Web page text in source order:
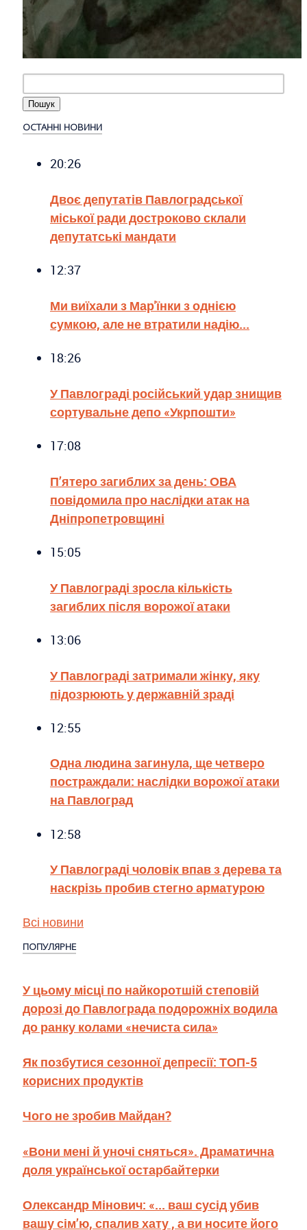
ОСТАННІ НОВИНИ
20:26
Двоє депутатів Павлоградської
міської ради достроково склали
депутатські мандати
12:37
Ми виїхали з Мар'їнки з однією
сумкою, але не втратили надію...
18:26
У Павлограді російський удар знищив
сортувальне депо «Укрпошти»
17:08
П’ятеро загиблих за день: ОВА
повідомила про наслідки атак на
Дніпропетровщині
15:05
У Павлограді зросла кількість
загиблих після ворожої атаки
13:06
У Павлограді затримали жінку, яку
підозрюють у державній зраді
12:55
Одна людина загинула, ще четверо
постраждали: наслідки ворожої атаки
на Павлоград
12:58
У Павлограді чоловік впав з дерева та
наскрізь пробив стегно арматурою
Всі новини
ПОПУЛЯРНЕ
У цьому місці по найкоротшій степовій
дорозі до Павлограда подорожніх водила
до ранку колами «нечиста сила»
Як позбутися сезонної депресії: ТОП-5
корисних продуктів
Чого не зробив Майдан?
«Вони мені й уночі сняться». Драматична
доля української остарбайтерки
Олександр Мінович: «... ваш сусід убив
вашу сім’ю, спалив хату , а ви носите його